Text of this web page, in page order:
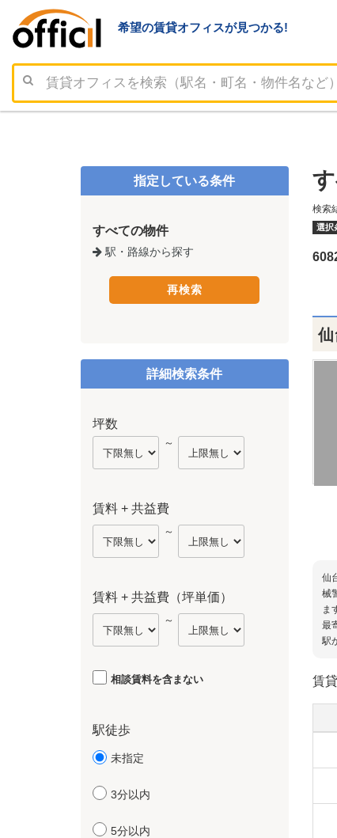
希望の賃貸オフィスが見つかる!
検索
選択
仙
仙
械
ま
最
駅
賃
指定している条件
すべての物件
駅・路線から探す
詳細検索条件
坪数
～
賃料 + 共益費
～
賃料 + 共益費（坪単価）
～
相談賃料を含まない
駅徒歩
未指定
3分以内
5分以内